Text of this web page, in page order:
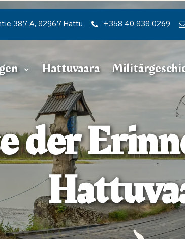
387 A, 82967 Hattu +358 40 838 0269
Hattuvaara
der